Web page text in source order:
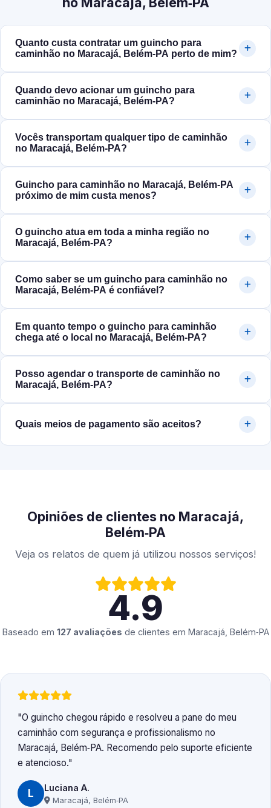
Quanto custa contratar um guincho para
caminhão no Maracajá, Belém‑PA perto de mim?
Quando devo acionar um guincho para
caminhão no Maracajá, Belém‑PA?
Vocês transportam qualquer tipo de caminhão
no Maracajá, Belém‑PA?
Guincho para caminhão no Maracajá, Belém‑PA
próximo de mim custa menos?
O guincho atua em toda a minha região no
Maracajá, Belém‑PA?
Como saber se um guincho para caminhão no
Maracajá, Belém‑PA é confiável?
Em quanto tempo o guincho para caminhão
chega até o local no Maracajá, Belém‑PA?
Posso agendar o transporte de caminhão no
Maracajá, Belém‑PA?
Quais meios de pagamento são aceitos?
Opiniões de clientes no Maracajá,
Belém‑PA
Veja os relatos de quem já utilizou nossos serviços!
4.9
Baseado em 127 avaliações de clientes em Maracajá, Belém‑PA
O guincho chegou rápido e resolveu a pane do meu
caminhão com segurança e profissionalismo no
Maracajá, Belém‑PA. Recomendo pelo suporte eficiente
e atencioso.
L Luciana A.
Maracajá, Belém‑PA